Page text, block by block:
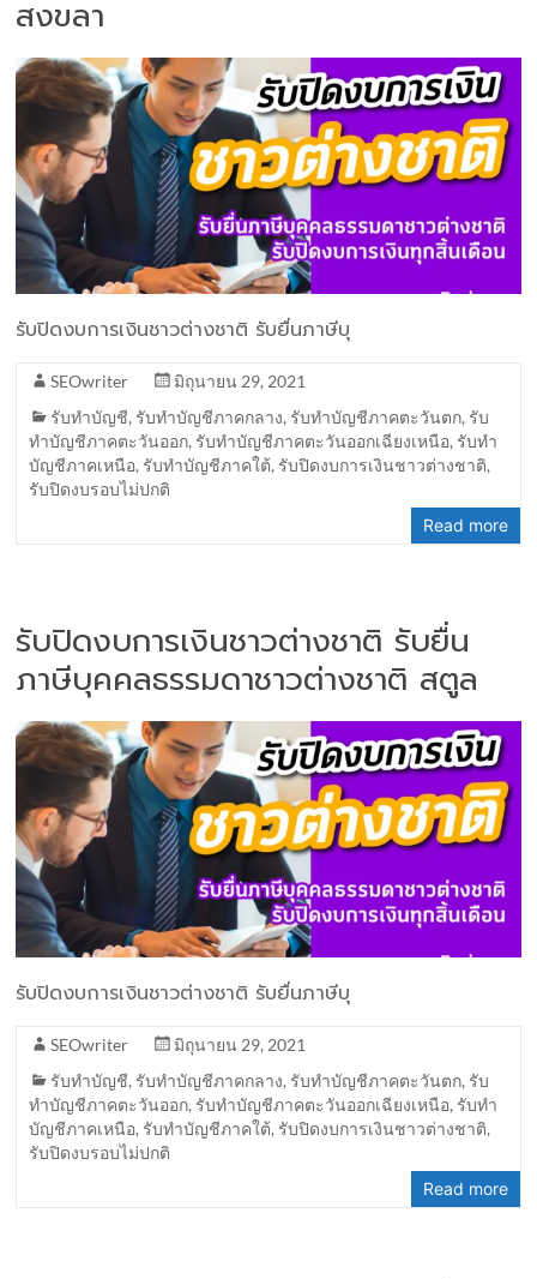
สงขลา
รับปิดงบการเงินชาวต่างชาติ รับยื่นภาษีบุ
SEOwriter
มิถุนายน 29, 2021
รับทำบัญชี, รับทำบัญชีภาคกลาง, รับทำบัญชีภาคตะวันตก, รับ
ทำบัญชีภาคตะวันออก, รับทำบัญชีภาคตะวันออกเฉียงเหนือ, รับทำ
บัญชีภาคเหนือ, รับทำบัญชีภาคใต้, รับปิดงบการเงินชาวต่างชาติ,
รับปิดงบรอบไม่ปกติ
Read more
รับปิดงบการเงินชาวต่างชาติ รับยื่น
ภาษีบุคคลธรรมดาชาวต่างชาติ สตูล
รับปิดงบการเงินชาวต่างชาติ รับยื่นภาษีบุ
SEOwriter
มิถุนายน 29, 2021
รับทำบัญชี, รับทำบัญชีภาคกลาง, รับทำบัญชีภาคตะวันตก, รับ
ทำบัญชีภาคตะวันออก, รับทำบัญชีภาคตะวันออกเฉียงเหนือ, รับทำ
บัญชีภาคเหนือ, รับทำบัญชีภาคใต้, รับปิดงบการเงินชาวต่างชาติ,
รับปิดงบรอบไม่ปกติ
Read more